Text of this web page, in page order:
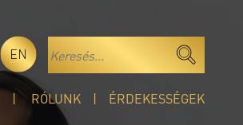
EN
RÓLUNK ÉRDEKESSÉGEK